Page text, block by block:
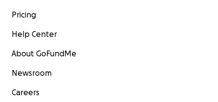
Pricing
Help Center
About GoFundMe
Newsroom
Careers